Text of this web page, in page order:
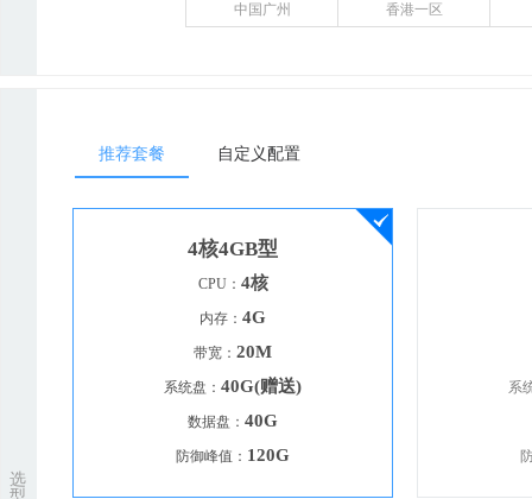
中国广州 香港一区
选
型
推荐套餐 自定义配置
4核4GB型
CPU： 4核
内存： 4G
带宽： 20M
系统盘： 40G(赠送)
数据盘： 40G
防御峰值： 120G
系